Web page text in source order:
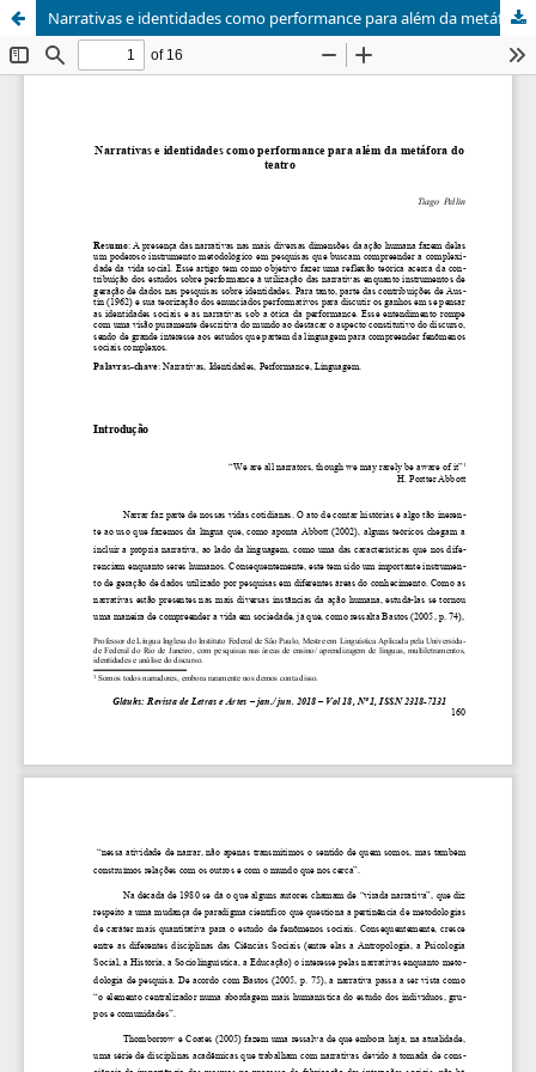
Narrativas e identidades como performance para além da metáfora do teatro